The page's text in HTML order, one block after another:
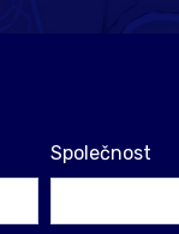
Společnost